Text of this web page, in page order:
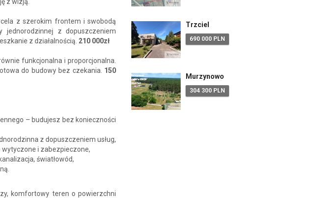
z szerokim frontem i swobodą
jednorodzinnej z dopuszczeniem
z działalnością. 210 000zł
funkcjonalna i proporcjonalna.
do budowy bez czekania. 150
– budujesz bez konieczności
z dopuszczeniem usług,
i zabezpieczone,
światłowód,
komfortowy teren o powierzchni
Trzciel
690 000 PLN
Murzynowo
304 300 PLN